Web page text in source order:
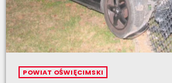
POWIAT OŚWIĘCIMSKI